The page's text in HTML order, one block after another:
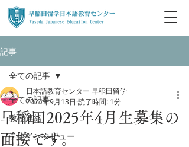
記事
全ての記事
教務連絡
学生インタビュー
全ての記事
早稲田2025年4月生募集の
面接です。
日本語教育センター 早稲田留学
2024年9月13日 読了時間: 1分